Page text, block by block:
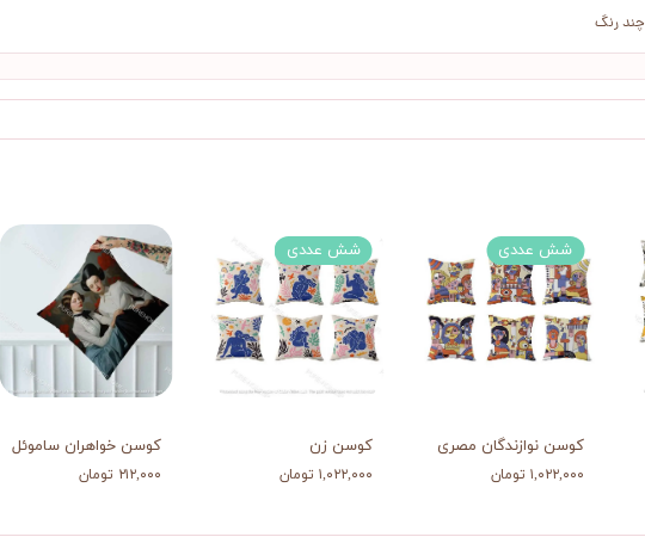
چند رنگ
کوسن خواهران ساموئل
۲۱۲,۰۰۰ تومان
کوسن زن
۱,۰۲۲,۰۰۰ تومان
شش عددی
کوسن نوازندگان مصری
۱,۰۲۲,۰۰۰ تومان
شش عددی